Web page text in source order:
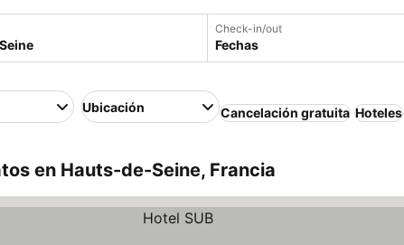
Check-in/out
Fechas
Ubicación Cancelación gratuita Hoteles
en Hauts-de-Seine, Francia